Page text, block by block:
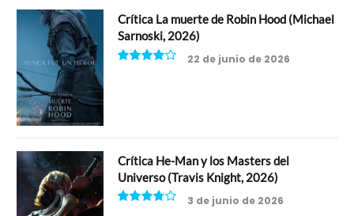
Crítica La muerte de Robin Hood (Michael
Sarnoski, 2026)
22 de junio de 2026
Crítica He-Man y los Masters del
Universo (Travis Knight, 2026)
3 de junio de 2026